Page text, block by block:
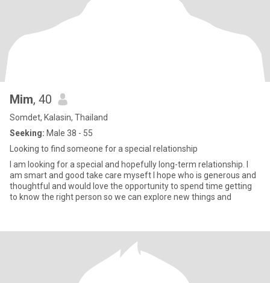
Mim, 40
Somdet, Kalasin, Thailand
Seeking: Male 38 - 55
Looking to find someone for a special relationship
I am looking for a special and hopefully long-term relationship. I
am smart and good take care myseft I hope who is generous and
thoughtful and would love the opportunity to spend time getting
to know the right person so we can explore new things and